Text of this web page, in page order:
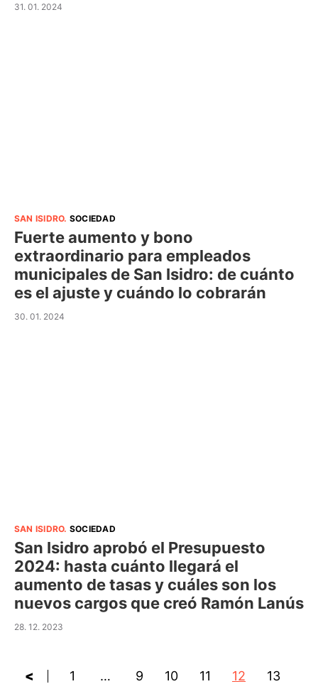
31. 01. 2024
SAN ISIDRO. SOCIEDAD
Fuerte aumento y bono
extraordinario para empleados
municipales de San Isidro: de cuánto
es el ajuste y cuándo lo cobrarán
30. 01. 2024
SAN ISIDRO. SOCIEDAD
San Isidro aprobó el Presupuesto
2024: hasta cuánto llegará el
aumento de tasas y cuáles son los
nuevos cargos que creó Ramón Lanús
28. 12. 2023
< 1 … 9 10 11 12 13